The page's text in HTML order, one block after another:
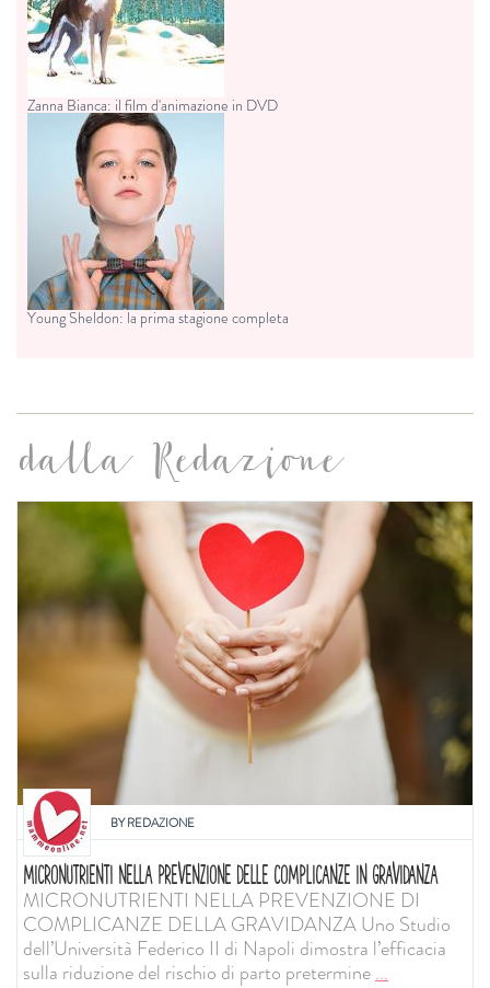
Zanna Bianca: il film d'animazione in DVD
Young Sheldon: la prima stagione completa
dalla Redazione
BYREDAZIONE
MICRONUTRIENTI NELLA PREVENZIONE DELLE COMPLICANZE IN GRAVIDANZA
MICRONUTRIENTI NELLA PREVENZIONE DI
COMPLICANZE DELLA GRAVIDANZA Uno Studio
dell’Università Federico II di Napoli dimostra l’efficacia
sulla riduzione del rischio di parto pretermine...